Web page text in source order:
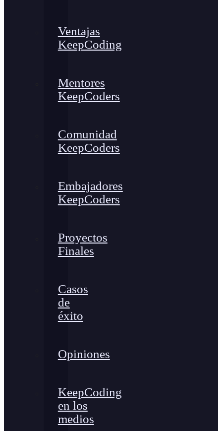
Ventajas
KeepCoding
Mentores
KeepCoders
Comunidad
KeepCoders
Embajadores
KeepCoders
Proyectos
Finales
Casos
de
éxito
Opiniones
KeepCoding
en los
medios